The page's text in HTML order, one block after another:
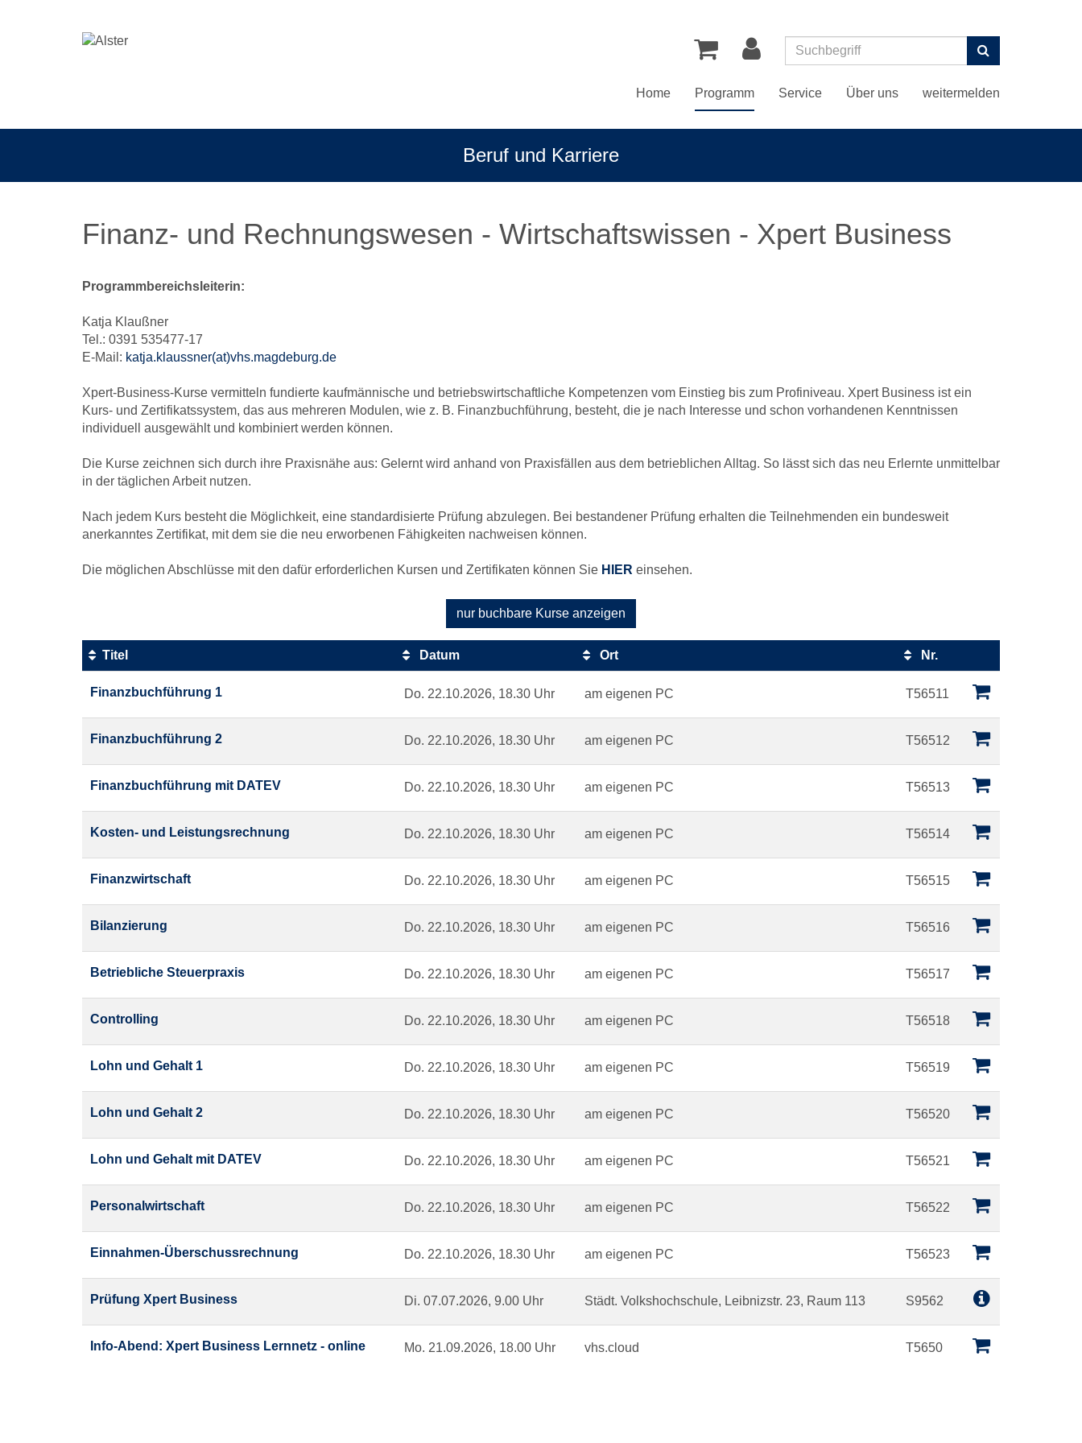
Suchen
Home Programm Service Über uns weitermelden
Beruf und Karriere
Finanz- und Rechnungswesen - Wirtschaftswissen - Xpert Business
Programmbereichsleiterin:
Katja Klaußner
Tel.: 0391 535477-17
E-Mail: katja.klaussner(at)vhs.magdeburg.de
Xpert-Business-Kurse vermitteln fundierte kaufmännische und betriebswirtschaftliche Kompetenzen vom Einstieg bis zum Profiniveau. Xpert Business ist ein
Kurs- und Zertifikatssystem, das aus mehreren Modulen, wie z. B. Finanzbuchführung, besteht, die je nach Interesse und schon vorhandenen Kenntnissen
individuell ausgewählt und kombiniert werden können.
Die Kurse zeichnen sich durch ihre Praxisnähe aus: Gelernt wird anhand von Praxisfällen aus dem betrieblichen Alltag. So lässt sich das neu Erlernte unmittelbar
in der täglichen Arbeit nutzen.
Nach jedem Kurs besteht die Möglichkeit, eine standardisierte Prüfung abzulegen. Bei bestandener Prüfung erhalten die Teilnehmenden ein bundesweit
anerkanntes Zertifikat, mit dem sie die neu erworbenen Fähigkeiten nachweisen können.
Die möglichen Abschlüsse mit den dafür erforderlichen Kursen und Zertifikaten können Sie HIER einsehen.
nur buchbare Kurse anzeigen
Tabellenüberschriften
sortiert
Titel Datum Ort
Nr.
Kursstatus
Finanzbuchführung 1
Do. 22.10.2026, 18.30 Uhr am eigenen PC T56511
Finanzbuchführung 2 Do. 22.10.2026, 18.30 Uhr am eigenen PC T56512
Finanzbuchführung mit DATEV Do. 22.10.2026, 18.30 Uhr am eigenen PC T56513
Kosten- und Leistungsrechnung Do. 22.10.2026, 18.30 Uhr am eigenen PC T56514
Finanzwirtschaft Do. 22.10.2026, 18.30 Uhr am eigenen PC T56515
Bilanzierung Do. 22.10.2026, 18.30 Uhr am eigenen PC T56516
Betriebliche Steuerpraxis Do. 22.10.2026, 18.30 Uhr am eigenen PC T56517
Controlling Do. 22.10.2026, 18.30 Uhr am eigenen PC T56518
Lohn und Gehalt 1 Do. 22.10.2026, 18.30 Uhr am eigenen PC T56519
Lohn und Gehalt 2 Do. 22.10.2026, 18.30 Uhr am eigenen PC T56520
Lohn und Gehalt mit DATEV Do. 22.10.2026, 18.30 Uhr am eigenen PC T56521
Personalwirtschaft Do. 22.10.2026, 18.30 Uhr am eigenen PC T56522
Einnahmen-Überschussrechnung Do. 22.10.2026, 18.30 Uhr am eigenen PC T56523
Prüfung Xpert Business Di. 07.07.2026, 9.00 Uhr Städt. Volkshochschule, Leibnizstr. 23, Raum 113 S9562
Info-Abend: Xpert Business Lernnetz - online Mo. 21.09.2026, 18.00 Uhr vhs.cloud T5650